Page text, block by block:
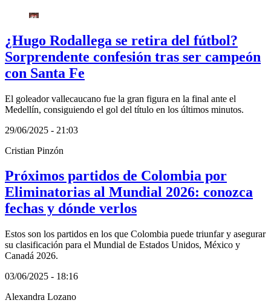
¿Hugo Rodallega se retira del fútbol?
Sorprendente confesión tras ser campeón
con Santa Fe
El goleador vallecaucano fue la gran figura en la final ante el
Medellín, consiguiendo el gol del título en los últimos minutos.
29/06/2025 - 21:03
Cristian Pinzón
Próximos partidos de Colombia por
Eliminatorias al Mundial 2026: conozca
fechas y dónde verlos
Estos son los partidos en los que Colombia puede triunfar y asegurar
su clasificación para el Mundial de Estados Unidos, México y
Canadá 2026.
03/06/2025 - 18:16
Alexandra Lozano